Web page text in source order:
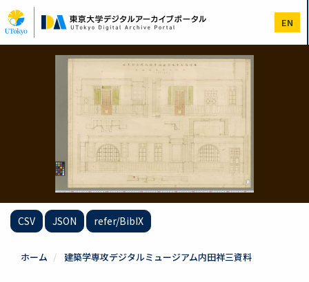
イ
ン
コ
EN
CSV JSON refer/BibIX
ホーム 建築学専攻デジタルミュージアム内田祥三資料